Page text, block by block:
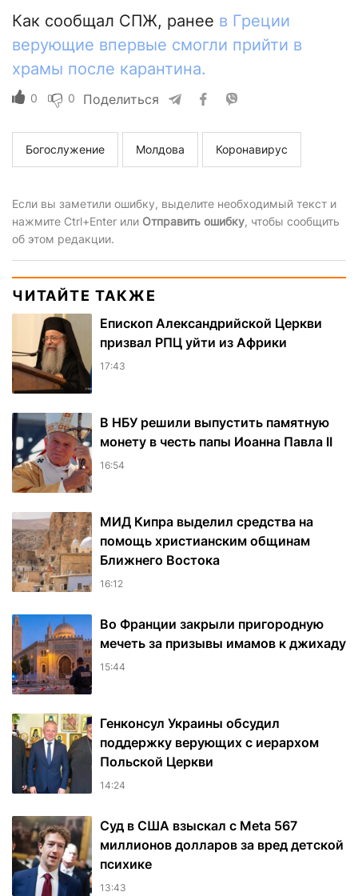
Как сообщал СПЖ, ранее в Греции
верующие впервые смогли прийти в
храмы после карантина.
0 0 Поделиться
Богослужение Молдова Коронавирус
Если вы заметили ошибку, выделите необходимый текст и
нажмите Ctrl+Enter или Отправить ошибку, чтобы сообщить
об этом редакции.
ЧИТАЙТЕ ТАКЖЕ
Епископ Александрийской Церкви
призвал РПЦ уйти из Африки
17:43
В НБУ решили выпустить памятную
монету в честь папы Иоанна Павла II
16:54
МИД Кипра выделил средства на
помощь христианским общинам
Ближнего Востока
16:12
Во Франции закрыли пригородную
мечеть за призывы имамов к джихаду
15:44
Генконсул Украины обсудил
поддержку верующих с иерархом
Польской Церкви
14:24
Суд в США взыскал с Meta 567
миллионов долларов за вред детской
психике
13:43